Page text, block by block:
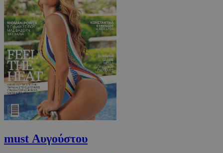
must Αυγούστου